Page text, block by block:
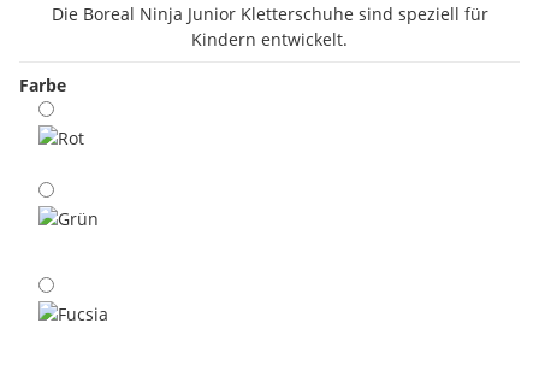
Die Boreal Ninja Junior Kletterschuhe sind speziell für
Kindern entwickelt.
Farbe
Rot
Grün